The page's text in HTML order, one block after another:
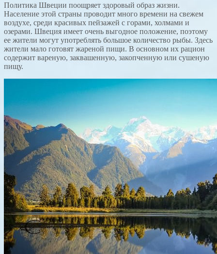
Политика Швеции поощряет здоровый образ жизни.
Население этой страны проводит много времени на свежем
воздухе, среди красивых пейзажей с горами, холмами и
озерами. Швеция имеет очень выгодное положение, поэтому
ее жители могут употреблять большое количество рыбы. Здесь
жители мало готовят жареной пищи. В основном их рацион
содержит вареную, заквашенную, закопченную или сушеную
пищу.